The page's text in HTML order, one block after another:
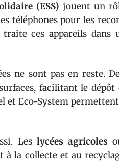
(ESS) jouent un
téléphones pour les
ces appareils dans
ne sont pas en reste.
facilitant le dépôt
Eco-System
Les lycées agricoles
la collecte et au